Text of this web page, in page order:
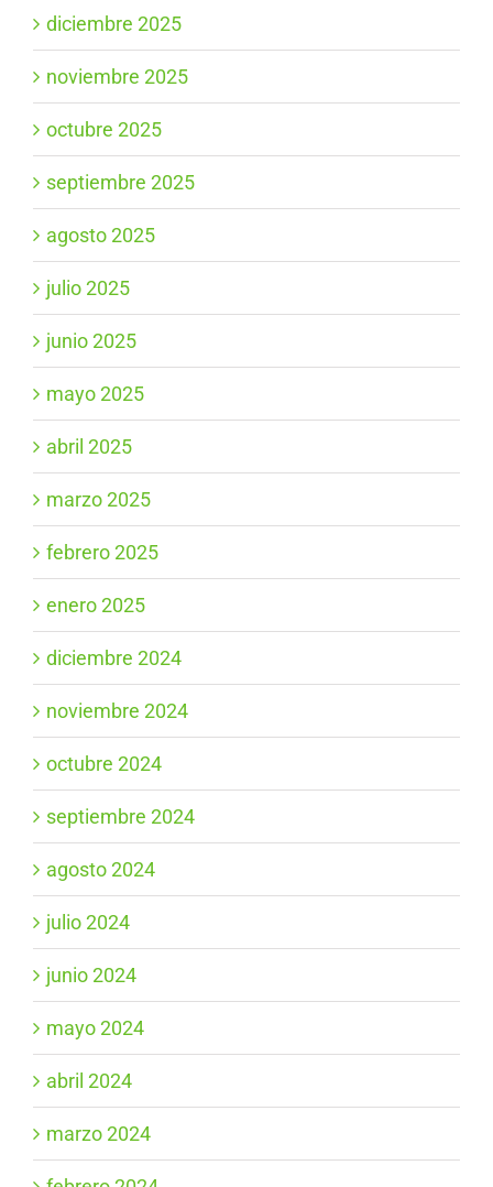
diciembre 2025
noviembre 2025
octubre 2025
septiembre 2025
agosto 2025
julio 2025
junio 2025
mayo 2025
abril 2025
marzo 2025
febrero 2025
enero 2025
diciembre 2024
noviembre 2024
octubre 2024
septiembre 2024
agosto 2024
julio 2024
junio 2024
mayo 2024
abril 2024
marzo 2024